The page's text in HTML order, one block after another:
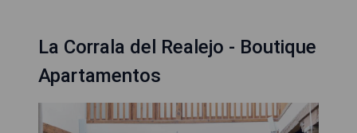
La Corrala del Realejo - Boutique
Apartamentos